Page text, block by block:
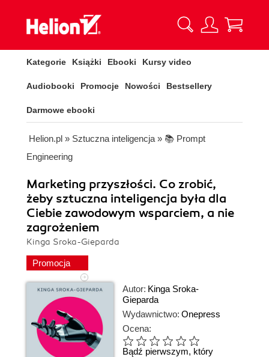
Kategorie Książki Ebooki Kursy video
Audiobooki Promocje Nowości Bestsellery
Darmowe ebooki
Helion.pl » Sztuczna inteligencja » 📚 Prompt
Engineering
Marketing przyszłości. Co zrobić,
żeby sztuczna inteligencja była dla
Ciebie zawodowym wsparciem, a nie
zagrożeniem
Kinga Sroka-Gieparda
Promocja
Autor: Kinga Sroka-
Gieparda
Wydawnictwo: Onepress
Ocena:
Bądź pierwszym, który